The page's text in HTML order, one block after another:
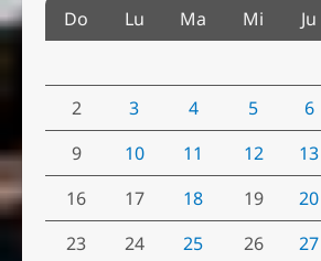
Do Lu Ma Mi Ju
2
3 4 5 6
9
10 11 12 13
16
17 18 19 20
23
24 25 26 27